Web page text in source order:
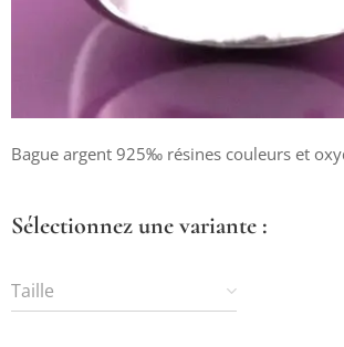
Bague argent 925‰ résines couleurs et
Sélectionnez une variante :
Taille